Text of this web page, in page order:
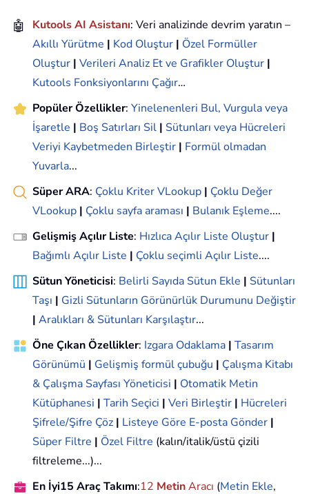
🤖 Kutools AI Asistanı: Veri analizinde devrim yaratın –
Akıllı Yürütme | Kod Oluştur | Özel Formüller
Oluştur | Verileri Analiz Et ve Grafikler Oluştur |
Kutools Fonksiyonlarını Çağır…
Popüler Özellikler: Yinelenenleri Bul, Vurgula veya
İşaretle | Boş Satırları Sil | Sütunları veya Hücreleri
Veriyi Kaybetmeden Birleştir | Formül olmadan
Yuvarla...
Süper ARA: Çoklu Kriter VLookup | Çoklu Değer
VLookup | Çoklu sayfa araması | Bulanık Eşleme....
Gelişmiş Açılır Liste: Hızlıca Açılır Liste Oluştur |
Bağımlı Açılır Liste | Çoklu seçimli Açılır Liste....
Sütun Yöneticisi: Belirli Sayıda Sütun Ekle | Sütunları
Taşı | Gizli Sütunların Görünürlük Durumunu Değiştir
| Aralıkları & Sütunları Karşılaştır...
Öne Çıkan Özellikler: Izgara Odaklama | Tasarım
Görünümü | Gelişmiş formül çubuğu | Çalışma Kitabı
& Çalışma Sayfası Yöneticisi | Otomatik Metin
Kütüphanesi | Tarih Seçici | Veri Birleştir | Hücreleri
Şifrele/Şifre Çöz | Listeye Göre E-posta Gönder |
Süper Filtre | Özel Filtre (kalın/italik/üstü çizili
filtreleme...)...
En İyi15 Araç Takımı:12 MetinAracı (Metin Ekle,